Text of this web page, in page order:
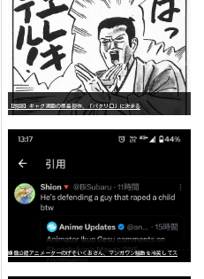
【朗報】ギャグ漫画の最高傑作、「パタリロ」に決まる